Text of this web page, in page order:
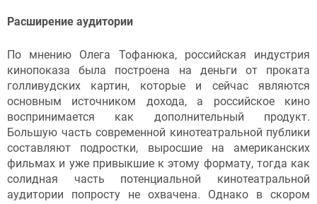
Расширение аудитории
По мнению Олега Тофанюка, российская индустрия
кинопоказа была построена на деньги от проката
голливудских картин, которые и сейчас являются
основным источником дохода, а российское кино
воспринимается как дополнительный продукт.
Большую часть современной кинотеатральной публики
составляют подростки, выросшие на американских
фильмах и уже привыкшие к этому формату, тогда как
солидная часть потенциальной кинотеатральной
аудитории попросту не охвачена. Однако в скором